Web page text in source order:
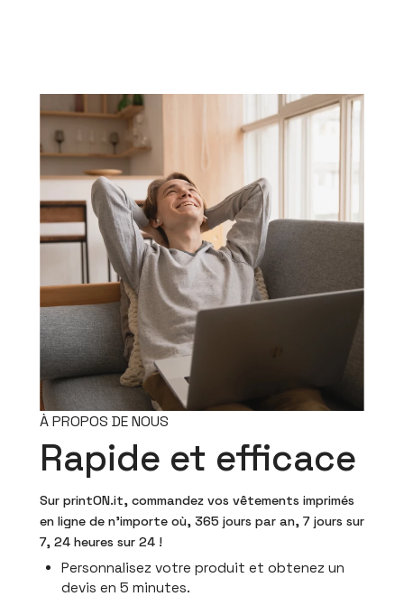
À PROPOS DE NOUS
Rapide et efficace
Sur printON.it, commandez vos vêtements imprimés
en ligne de n'importe où, 365 jours par an, 7 jours sur
7, 24 heures sur 24 !
Personnalisez votre produit et obtenez un
devis en 5 minutes.